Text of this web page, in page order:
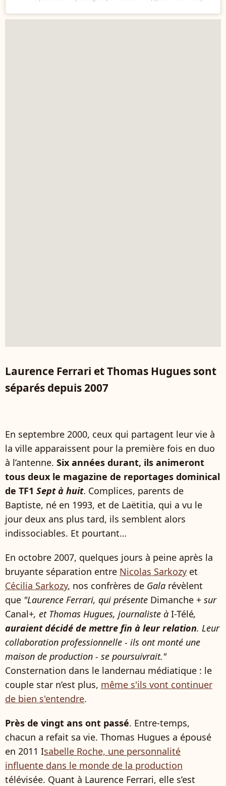
Laurence Ferrari et Thomas Hugues sont
séparés depuis 2007
En septembre 2000, ceux qui partagent leur vie à
la ville apparaissent pour la première fois en duo
à l’antenne. Six années durant, ils animeront
tous deux le magazine de reportages dominical
de TF1 Sept à huit. Complices, parents de
Baptiste, né en 1993, et de Laëtitia, qui a vu le
jour deux ans plus tard, ils semblent alors
indissociables. Et pourtant…
En octobre 2007, quelques jours à peine après la
bruyante séparation entre Nicolas Sarkozy et
Cécilia Sarkozy, nos confrères de Gala révèlent
que "Laurence Ferrari, qui présente Dimanche + sur
Canal+, et Thomas Hugues, journaliste à I-Télé,
auraient décidé de mettre fin à leur relation. Leur
collaboration professionnelle - ils ont monté une
maison de production - se poursuivrait."
Consternation dans le landernau médiatique : le
couple star n’est plus, même s'ils vont continuer
de bien s'entendre.
Près de vingt ans ont passé. Entre-temps,
chacun a refait sa vie. Thomas Hugues a épousé
en 2011 Isabelle Roche, une personnalité
influente dans le monde de la production
télévisée. Quant à Laurence Ferrari, elle s’est